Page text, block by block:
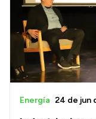
Energía 24 de jun